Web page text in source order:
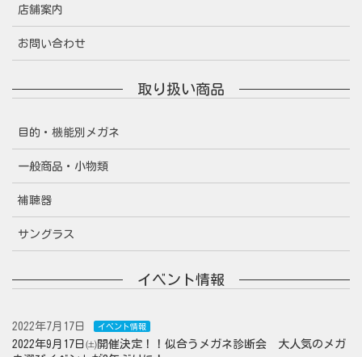
店舗案内
お問い合わせ
取り扱い商品
目的・機能別メガネ
一般商品・小物類
補聴器
サングラス
イベント情報
2022年7月17日 イベント情報
2022年9月17日㈯開催決定！！似合うメガネ診断会 大人気のメガ